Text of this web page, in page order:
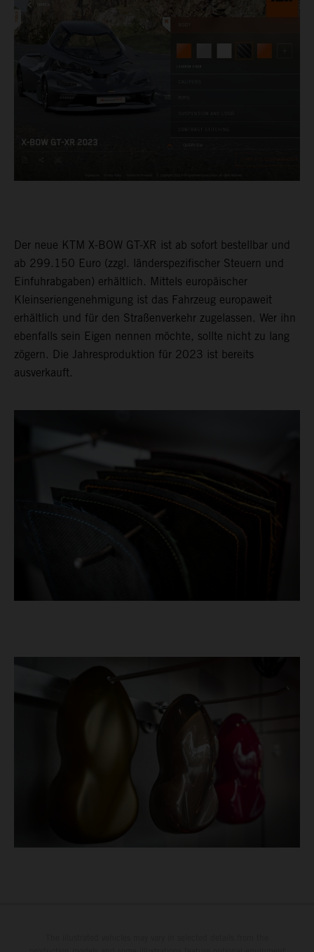
Der neue KTM X-BOW GT-XR ist ab sofort bestellbar und
ab 299.150 Euro (zzgl. länderspezifischer Steuern und
Einfuhrabgaben) erhältlich. Mittels europäischer
Kleinseriengenehmigung ist das Fahrzeug europaweit
erhältlich und für den Straßenverkehr zugelassen. Wer ihn
ebenfalls sein Eigen nennen möchte, sollte nicht zu lang
zögern. Die Jahresproduktion für 2023 ist bereits
ausverkauft.